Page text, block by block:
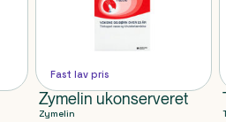
Fast lav pris
Zymelin ukonserveret
Zymelin